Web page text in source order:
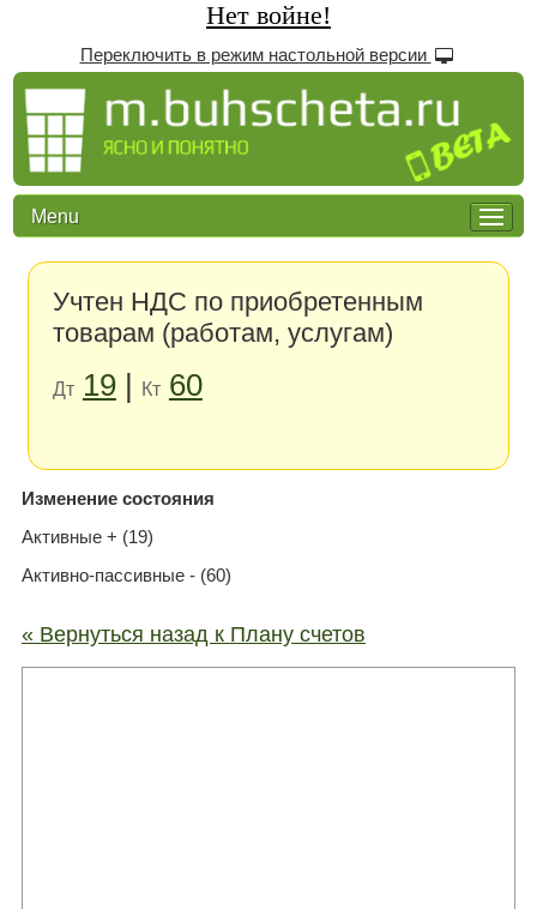
Нет войне!
Переключить в режим настольной версии
Menu
Учтен НДС по приобретенным
товарам (работам, услугам)
Дт 19| Кт 60
Изменение состояния
Активные + (19)
Активно-пассивные - (60)
« Вернуться назад к Плану счетов